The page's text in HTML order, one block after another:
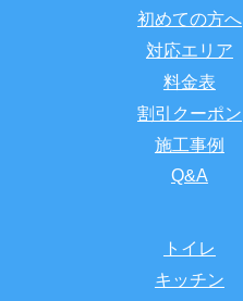
初めての方へ
対応エリア
料金表
割引クーポン
施工事例
Q&A
トイレ
キッチン